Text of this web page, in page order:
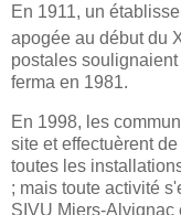
En 1911, un
apogée au début du
postales
ferma en 1981.
En 1998, les
site et effectuèrent
toutes les
; mais toute activité
SIVU Miers-Alvignac